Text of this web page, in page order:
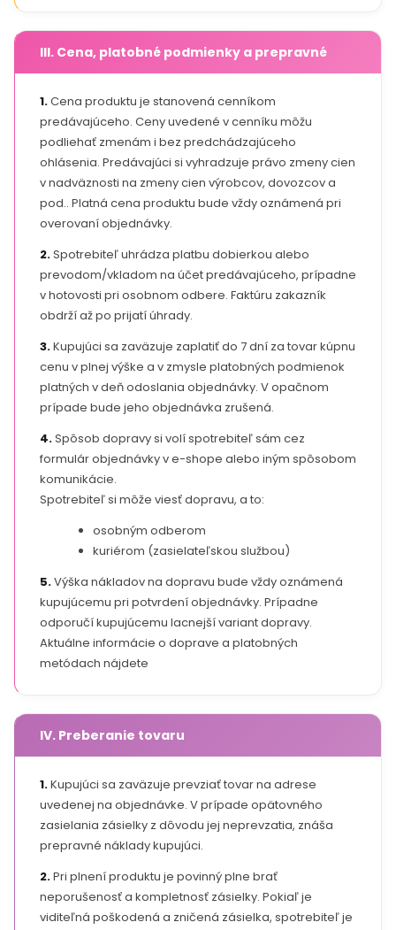
III. Cena, platobné podmienky a prepravné
1.Cena produktu je stanovená cenníkom
predávajúceho. Ceny uvedené v cenníku môžu
podliehať zmenám i bez predchádzajúceho
ohlásenia. Predávajúci si vyhradzuje právo zmeny cien
v nadväznosti na zmeny cien výrobcov, dovozcov a
pod.. Platná cena produktu bude vždy oznámená pri
overovaní objednávky.
2.Spotrebiteľ uhrádza platbu dobierkou alebo
prevodom/vkladom na účet predávajúceho, prípadne
v hotovosti pri osobnom odbere. Faktúru zakazník
obdrží až po prijatí úhrady.
3.Kupujúci sa zaväzuje zaplatiť do 7 dní za tovar kúpnu
cenu v plnej výške a v zmysle platobných podmienok
platných v deň odoslania objednávky. V opačnom
prípade bude jeho objednávka zrušená.
4.Spôsob dopravy si volí spotrebiteľ sám cez
formulár objednávky v e-shope alebo iným spôsobom
komunikácie.
Spotrebiteľ si môže viesť dopravu, a to:
osobným odberom
kuriérom (zasielateľskou službou)
5.Výška nákladov na dopravu bude vždy oznámená
kupujúcemu pri potvrdení objednávky. Prípadne
odporučí kupujúcemu lacnejší variant dopravy.
Aktuálne informácie o doprave a platobných
metódach nájdete
IV. Preberanie tovaru
1.Kupujúci sa zaväzuje prevziať tovar na adrese
uvedenej na objednávke. V prípade opätovného
zasielania zásielky z dôvodu jej neprevzatia, znáša
prepravné náklady kupujúci.
2.Pri plnení produktu je povinný plne brať
neporušenosť a kompletnosť zásielky. Pokiaľ je
viditeľná poškodená a zničená zásielka, spotrebiteľ je